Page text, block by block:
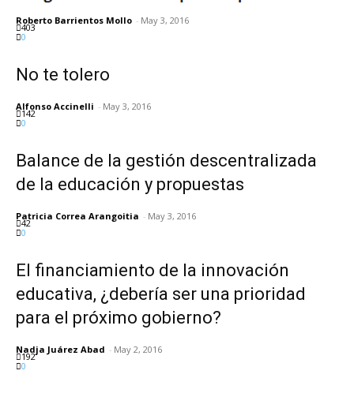
Roberto Barrientos Mollo - May 3, 2016
403
0
No te tolero
Alfonso Accinelli - May 3, 2016
142
0
Balance de la gestión descentralizada
de la educación y propuestas
Patricia Correa Arangoitia - May 3, 2016
42
0
El financiamiento de la innovación
educativa, ¿debería ser una prioridad
para el próximo gobierno?
Nadja Juárez Abad - May 2, 2016
192
0